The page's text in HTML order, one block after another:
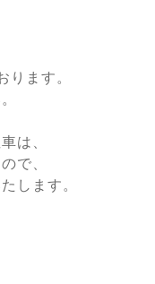
ります。
は、
で、
します。